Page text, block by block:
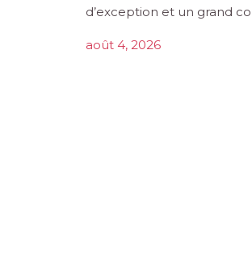
d’exception et un grand
août 4, 2026